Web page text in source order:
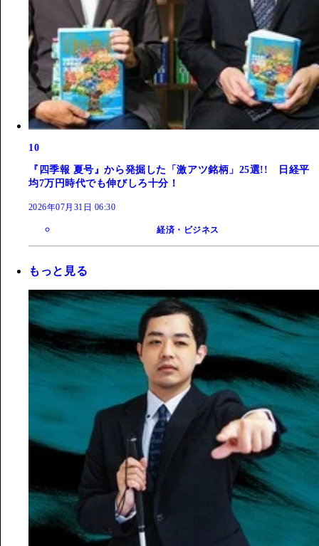
10
『四季報 夏号』から発掘した「激アツ銘柄」25選!! 日経平
均7万円時代でも伸びしろ十分！
2026年07月31日 06:30
経済・ビジネス
もっと見る